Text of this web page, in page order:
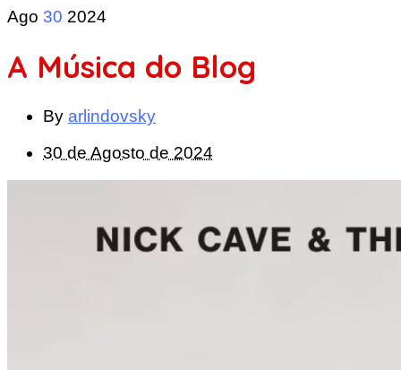
Ago 30 2024
A Música do Blog
By arlindovsky
30 de Agosto de 2024